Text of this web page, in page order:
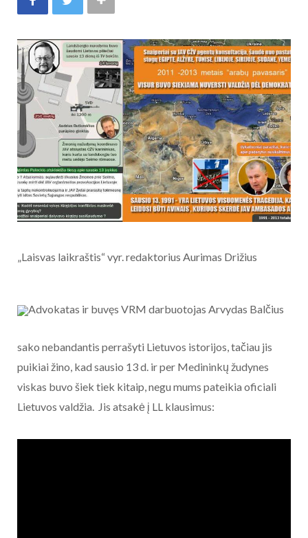
„Laisvas laikraštis“ vyr. redaktorius Aurimas Drižius
Advokatas ir buvęs VRM darbuotojas Arvydas Balčius
sako nebandantis perrašyti Lietuvos istorijos, tačiau jis
puikiai žino, kad sausio 13 d. ir per Medininkų žudynes
viskas buvo šiek tiek kitaip, negu mums pateikia oficiali
Lietuvos valdžia. Jis atsakė į LL klausimus: